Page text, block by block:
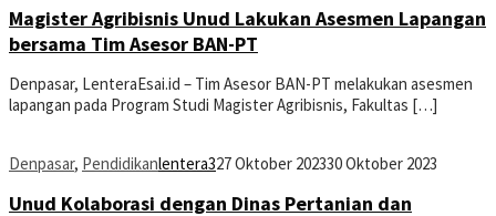
Magister Agribisnis Unud Lakukan Asesmen Lapangan
bersama Tim Asesor BAN-PT
Denpasar, LenteraEsai.id – Tim Asesor BAN-PT melakukan asesmen
lapangan pada Program Studi Magister Agribisnis, Fakultas […]
Denpasar, Pendidikanlentera327 Oktober 202330 Oktober 2023
Unud Kolaborasi dengan Dinas Pertanian dan